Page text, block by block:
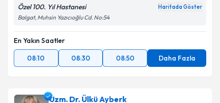
Özel 100. Yıl Hastanesi Haritada Göster
Balgat, Muhsin Yazıcıoğlu Cd. No:54
En Yakın Saatler
08:10
08:30 08:50 Daha Fazla
Uzm. Dr. Ülkü Ayberk